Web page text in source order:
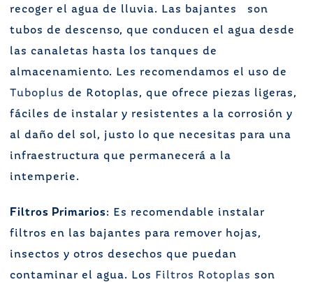
recoger el agua de lluvia. Las bajantes son
tubos de descenso, que conducen el agua desde
las canaletas hasta los tanques de
almacenamiento. Les recomendamos el uso de
Tuboplus de Rotoplas, que ofrece piezas ligeras,
fáciles de instalar y resistentes a la corrosión y
al daño del sol, justo lo que necesitas para una
infraestructura que permanecerá a la
intemperie.
Filtros Primarios: Es recomendable instalar
filtros en las bajantes para remover hojas,
insectos y otros desechos que puedan
contaminar el agua. Los
Filtros Rotoplas son